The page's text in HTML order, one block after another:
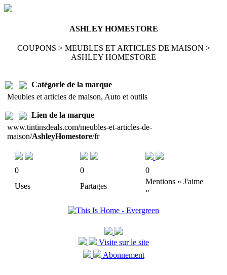
ASHLEY HOMESTORE
COUPONS > MEUBLES ET ARTICLES DE MAISON >
ASHLEY HOMESTORE
Catégorie de la marque
Meubles et articles de maison, Auto et outils
Lien de la marque
www.tintinsdeals.com/meubles-et-articles-de-
maison/AshleyHomestore/fr
0 0
0
Uses
Partages
Mentions « J'aime
»
Visite sur le site
Abonnement